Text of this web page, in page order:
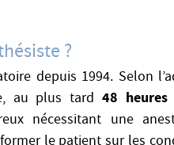
?
depuis 1994. Selon
au plus tard48
nécessitant une